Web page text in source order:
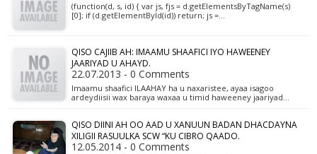
(function(d, s, id) { var js, fjs = d.getElementsByTagName(s)
[0]; if (d.getElementById(id)) return; js =…
QISO CAJIIB AH: IMAAMU SHAAFICI IYO HAWEENEY
JAARIYAD U AHAYD.
22.07.2013 - 0 Comments
Imaamu shaafici ILAAHAY ha u naxaristee, ayaa isagoo
ardeydiisii wax baraya waxaa u timid haweeney jaariyad…
QISO DIINI AH OO AAD U XANUUN BADAN DHACDAYNA
XILIGII RASUULKA SCW “KU CIBRO QAADO.
12.05.2014 - 0 Comments